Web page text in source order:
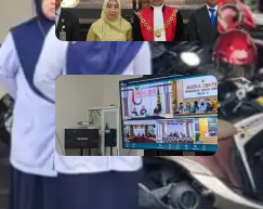
6 August 2026
Rapat
Kinerja
Agama
Papua Barat
5 August 2026